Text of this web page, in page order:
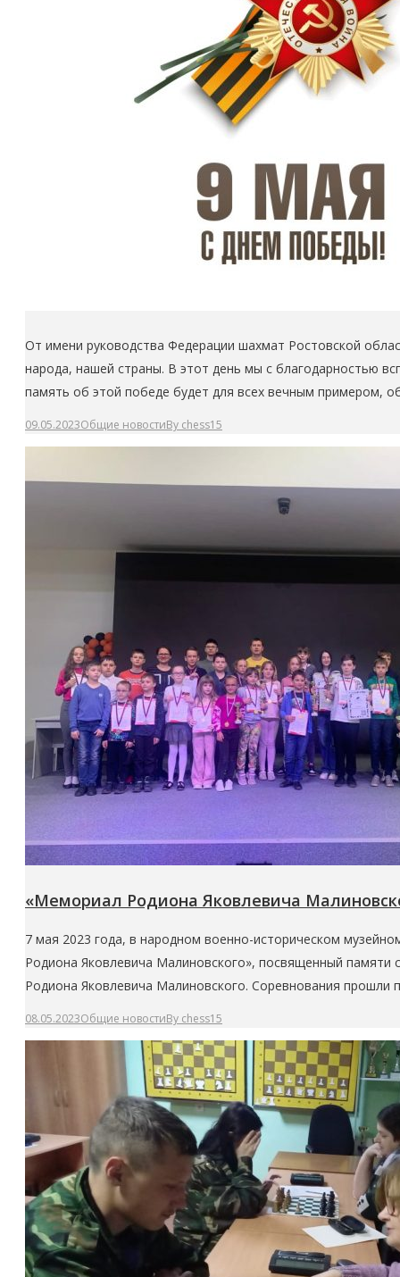
От имени руководства Федерации шахмат Ростовской
народа, нашей страны. В этот день мы с благодарностью
память об этой победе будет для всех вечным примером,
09.05.2023Общие новостиBy chess15
«Мемориал Родиона Яковлевича
7 мая 2023 года, в народном военно-историческом
Родиона Яковлевича Малиновского», посвященный
Родиона Яковлевича Малиновского. Соревнования
08.05.2023Общие новостиBy chess15